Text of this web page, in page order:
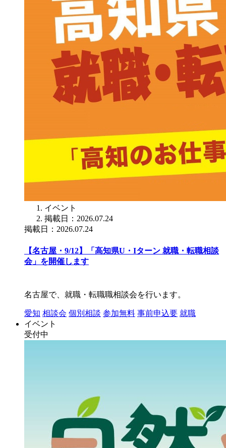
イベント
掲載日：2026.07.24
掲載日：2026.07.24
【名古屋・9/12】「高知県U・Iターン 就職・転職相談
会」を開催します
名古屋で、就職・転職職相談会を行います。
愛知 相談会 個別相談 参加無料 事前申込要 就職
イベント
受付中